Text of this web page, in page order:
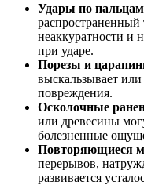
Удары по
распространенный
неаккуратности и
при ударе.
Порезы и
выскальзывает
повреждения.
Осколочные
или древесины
болезненные
Повторяющиеся
перерывов,
развивается